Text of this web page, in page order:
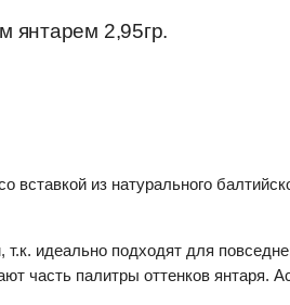
янтарем 2,95гр.
вставкой из натурального
идеально подходят для
часть палитры оттенков